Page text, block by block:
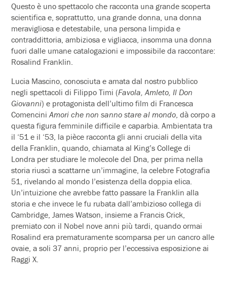
Questo è uno spettacolo che racconta una grande scoperta
scientifica e, soprattutto, una grande donna, una donna
meravigliosa e detestabile, una persona limpida e
contraddittoria, ambiziosa e vigliacca, insomma una donna
fuori dalle umane catalogazioni e impossibile da raccontare:
Rosalind Franklin.
Lucia Mascino, conosciuta e amata dal nostro pubblico
negli spettacoli di Filippo Timi (Favola, Amleto, Il Don
Giovanni) e protagonista dell’ultimo film di Francesca
ComenciniAmori che non sanno stare al mondo , dà corpo a
questa figura femminile difficile e caparbia. Ambientata tra
il ‘51 e il ‘53, la pièce racconta gli anni cruciali della vita
della Franklin, quando, chiamata al King’s College di
Londra per studiare le molecole del Dna, per prima nella
storia riuscì a scattarne un’immagine, la celebre Fotografia
51, rivelando al mondo l’esistenza della doppia elica.
Un’intuizione che avrebbe fatto passare la Franklin alla
storia e che invece le fu rubata dall’ambizioso collega di
Cambridge, James Watson, insieme a Francis Crick,
premiato con il Nobel nove anni più tardi, quando ormai
Rosalind era prematuramente scomparsa per un cancro alle
ovaie, a soli 37 anni, proprio per l’eccessiva esposizione ai
Raggi X.